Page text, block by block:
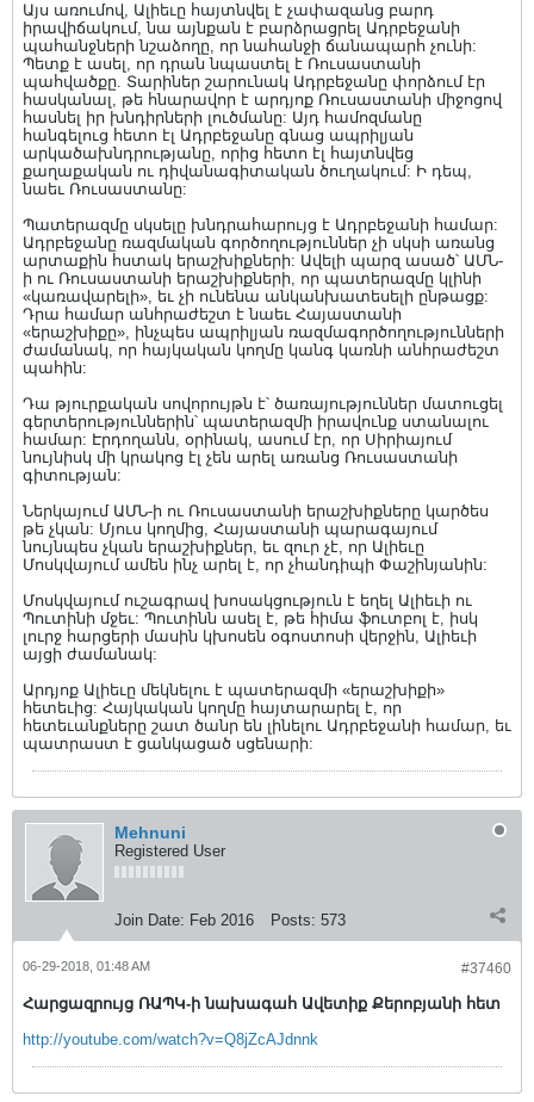
Այս առումով, Ալիեւը հայտնվել է չափազանց բարդ
իրավիճակում, նա այնքան է բարձրացրել Ադրբեջանի
պահանջների նշաձողը, որ նահանջի ճանապարհ չունի:
Պետք է ասել, որ դրան նպաստել է Ռուսաստանի
պահվածքը. Տարիներ շարունակ Ադրբեջանը փորձում էր
հասկանալ, թե հնարավոր է արդյոք Ռուսաստանի միջոցով
հասնել իր խնդիրների լուծմանը: Այդ համոզմանը
հանգելուց հետո էլ Ադրբեջանը գնաց ապրիլյան
արկածախնդրությանը, որից հետո էլ հայտնվեց
քաղաքական ու դիվանագիտական ծուղակում: Ի դեպ,
նաեւ Ռուսաստանը:
Պատերազմը սկսելը խնդրահարույց է Ադրբեջանի համար:
Ադրբեջանը ռազմական գործողություններ չի սկսի առանց
արտաքին հստակ երաշխիքների: Ավելի պարզ ասած՝ ԱՄՆ-
ի ու Ռուսաստանի երաշխիքների, որ պատերազմը կլինի
«կառավարելի», եւ չի ունենա անկանխատեսելի ընթացք:
Դրա համար անհրաժեշտ է նաեւ Հայաստանի
«երաշխիքը», ինչպես ապրիլյան ռազմագործողությունների
ժամանակ, որ հայկական կողմը կանգ կառնի անհրաժեշտ
պահին:
Դա թյուրքական սովորույթն է՝ ծառայություններ մատուցել
գերտերություններին՝ պատերազմի իրավունք ստանալու
համար: Էրդողանն, օրինակ, ասում էր, որ Սիրիայում
նույնիսկ մի կրակոց էլ չեն արել առանց Ռուսաստանի
գիտության:
Ներկայում ԱՄՆ-ի ու Ռուսաստանի երաշխիքները կարծես
թե չկան: Մյուս կողմից, Հայաստանի պարագայում
նույնպես չկան երաշխիքներ, եւ զուր չէ, որ Ալիեւը
Մոսկվայում ամեն ինչ արել է, որ չհանդիպի Փաշինյանին:
Մոսկվայում ուշագրավ խոսակցություն է եղել Ալիեւի ու
Պուտինի մջեւ: Պուտինն ասել է, թե հիմա ֆուտբոլ է, իսկ
լուրջ հարցերի մասին կխոսեն օգոստոսի վերջին, Ալիեւի
այցի ժամանակ:
Արդյոք Ալիեւը մեկնելու է պատերազմի «երաշխիքի»
հետեւից: Հայկական կողմը հայտարարել է, որ
հետեւանքները շատ ծանր են լինելու Ադրբեջանի համար, եւ
պատրաստ է ցանկացած սցենարի:
Mehnuni
Registered User
Join Date: Feb 2016 Posts: 573
#37460
06-29-2018, 01:48 AM
Հարցազրույց ՌԱՊԿ-ի նախագահ Ավետիք Քերոբյանի հետ
http://youtube.com/watch?v=Q8jZcAJdnnk